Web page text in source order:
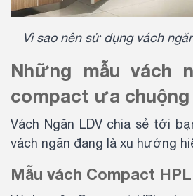
Vì sao nên sử dụng vách
Những mẫu vách
compact ưa
Vách Ngăn LDV chia sẻ tới
vách ngăn đang là xu hướng
Mẫu vách Compact HPL